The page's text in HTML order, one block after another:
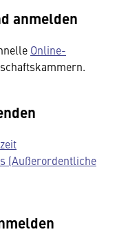
anmelden
Online-
(Außerordentliche